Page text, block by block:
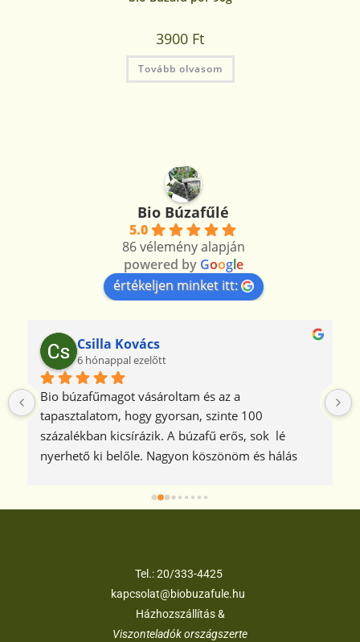
3900 Ft
Tovább olvasom
Bio Búzafűlé
5.0
86 vélemény alapján
powered by Google
értékeljen minket itt:
Csilla Kovács
6 hónappal ezelőtt
Bio búzafűmagot vásároltam és az a
tapasztalatom, hogy gyorsan, szinte 100
százalékban kicsírázik. A búzafű erős, sok  lé
nyerhető ki belőle. Nagyon köszönöm és hálás
búzafűmagot Önöktől vásárolhatom meg.
Tel.:20/333-4425
kapcsolat@biobuzafule.hu
Házhozszállítás &
Viszonteladók országszerte